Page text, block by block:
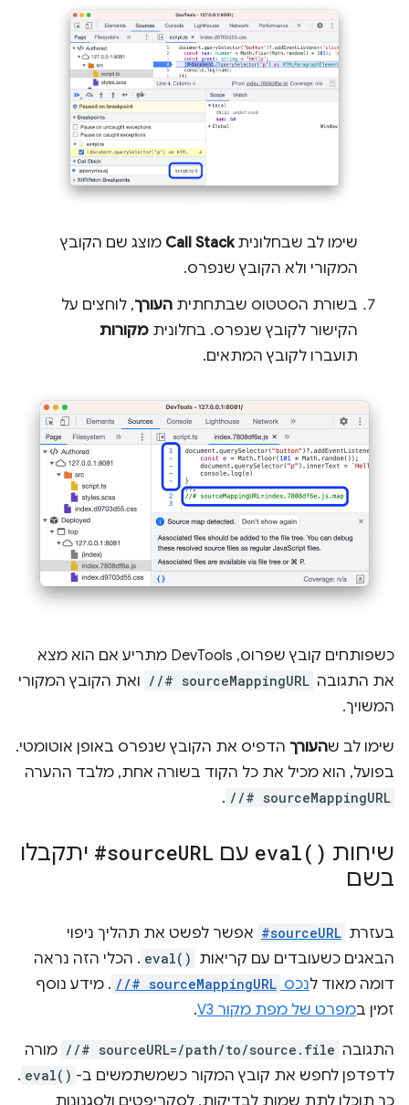
שימו לב שבחלוניתCall Stack מוצג שם הקובץ
המקורי ולא הקובץ שנפרס.
בשורת הסטטוס שבתחתית העורך, לוחצים על
הקישור לקובץ שנפרס. בחלונית מקורות
תועברו לקובץ המתאים.
כשפותחים קובץ שפרוס, DevTools מתריע אם הוא מצא
את התגובה //# sourceMappingURL ואת הקובץ המקורי
המשויך.
שימו לב שהעורך הדפיס את הקובץ שנפרס באופן אוטומטי.
בפועל, הוא מכיל את כל הקוד בשורה אחת, מלבד ההערה
//# sourceMappingURL
.
שיחות eval( ) עם #sourceURL
יתקבלו
בשם
בעזרת #sourceURL אפשר לפשט את תהליך ניפוי
הבאגים כשעובדים עם קריאות eval() . הכלי הזה נראה
דומה מאוד לנכס //# sourceMappingURL . מידע נוסף
זמין במפרט של מפת מקור V3 .
התגובה //# sourceURL=/path/to/source.file מורה
לדפדפן לחפש את קובץ המקור כשמשתמשים ב- eval()
.